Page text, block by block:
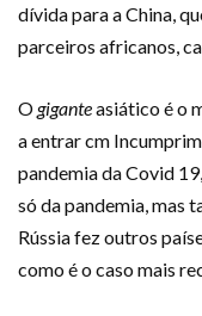
dívida para a China,
parceiros africanos,
Ogiganteasiático é o
a entrar cm
pandemia da Covid
só da pandemia, mas
Rússia fez outros
como é o caso mais